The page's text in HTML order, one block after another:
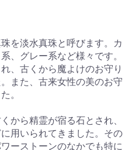
を淡水真珠と呼びます。カ
、グレー系など様々です。
、古くから魔よけのお守り
また、古来女性の美のお守
。
から精霊が宿る石とされ、
用いられてきました。その
ーストーンのなかでも特に